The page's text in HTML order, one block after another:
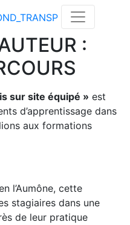
:
sur site équipé » est
d’apprentissage dans
aux formations
l’Aumône, cette
stagiaires dans une
de leur pratique